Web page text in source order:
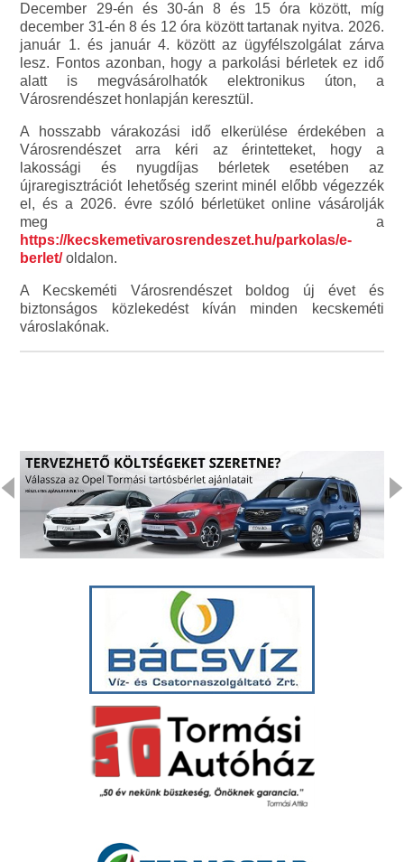
December 29-én és 30-án 8 és 15 óra között, míg
december 31-én 8 és 12 óra között tartanak nyitva. 2026.
január 1. és január 4. között az ügyfélszolgálat zárva
lesz. Fontos azonban, hogy a parkolási bérletek ez idő
alatt is megvásárolhatók elektronikus úton, a
Városrendészet honlapján keresztül.
A hosszabb várakozási idő elkerülése érdekében a
Városrendészet arra kéri az érintetteket, hogy a
lakossági és nyugdíjas bérletek esetében az
újraregisztrációt lehetőség szerint minél előbb végezzék
el, és a 2026. évre szóló bérletüket online vásárolják
meg a
https://kecskemetivarosrendeszet.hu/parkolas/e-
berlet/oldalon.
A Kecskeméti Városrendészet boldog új évet és
biztonságos közlekedést kíván minden kecskeméti
városlakónak.